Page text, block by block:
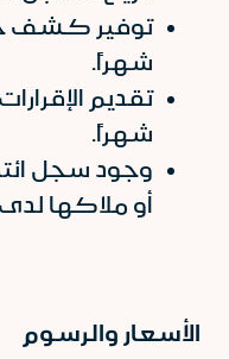
شهراً.
شهراً.
وجود سجل
أو ملاكها
الأسعار والرسوم